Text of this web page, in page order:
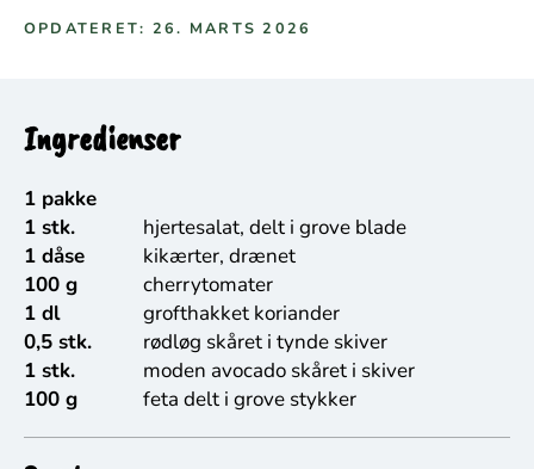
OPDATERET: 26. MARTS 2026
Ingredienser
1 pakke
1 stk.
hjertesalat, delt i grove blade
1 dåse
kikærter, drænet
100 g
cherrytomater
1 dl
grofthakket koriander
0,5 stk.
rødløg skåret i tynde skiver
1 stk.
moden avocado skåret i skiver
100 g
feta delt i grove stykker